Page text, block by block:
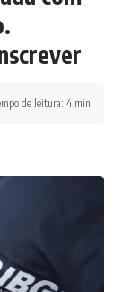
de leitura: 4 min